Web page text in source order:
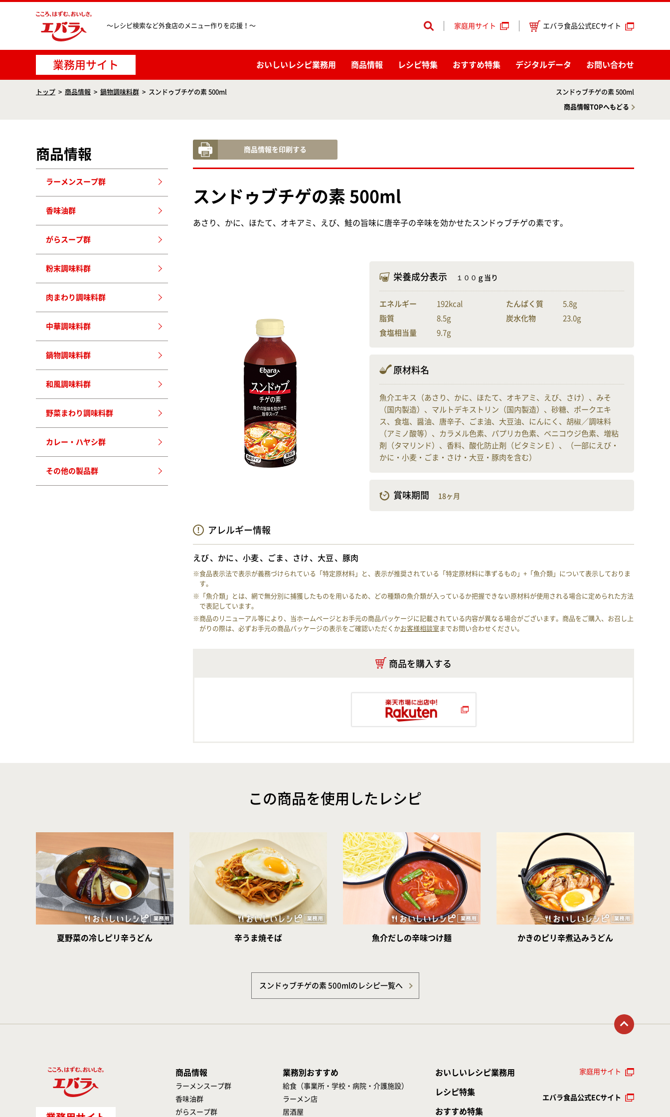
〜レシピ検索など外食店のメニュー作りを応援！〜
業務用サイト おいしいレシピ業務用 商品情報 レシピ特集 おすすめ特集 デジタルデータ お問い合わせ
家庭用サイト エバラ食品公式ECサイト
トップ 商品情報 鍋物調味料群 スンドゥブチゲの素 500ml スンドゥブチゲの素 500ml
商品情報TOPへもどる
商品情報 商品情報を印刷する
スンドゥブチゲの素 500ml
あさり、かに、ほたて、オキアミ、えび、鮭の旨味に唐辛子の辛味を効かせたスンドゥブチゲの素です。
栄養成分表示 １００ｇ当り
エネルギー 192kcal たんぱく質
5.8g
脂質
8.5g 炭水化物
23.0g
食塩相当量
9.7g
原材料名
魚介エキス（あさり、かに、ほたて、オキアミ、えび、さけ）、みそ
（国内製造）、マルトデキストリン（国内製造）、砂糖、ポークエキ
ス、食塩、醤油、唐辛子、ごま油、大豆油、にんにく、胡椒／調味料
（アミノ酸等）、カラメル色素、パプリカ色素、ベニコウジ色素、増粘
剤（タマリンド）、香料、酸化防止剤（ビタミンＥ）、（一部にえび・
かに・小麦・ごま・さけ・大豆・豚肉を含む）
賞味期間 18ヶ月
アレルギー情報
えび かに 小麦 ごま さけ 大豆 豚肉
※食品表示法で表示が義務づけられている「特定原材料」と、表示が推奨されている「特定原材料に準ずるもの」+「魚介類」について表示しておりま
す。
※「魚介類」とは、網で無分別に捕獲したものを用いるため、どの種類の魚介類が入っているか把握できない原材料が使用される場合に定められた方法
で表記しています。
※商品のリニューアル等により、当ホームページとお手元の商品パッケージに記載されている内容が異なる場合がございます。商品をご購入、お召し上
がりの際は、必ずお手元の商品パッケージの表示をご確認いただくかお客様相談室 までお問い合わせください。
商品を購入する
この商品を使用したレシピ
夏野菜の冷しピリ辛うどん 辛うま焼そば 魚介だしの辛味つけ麺 かきのピリ辛煮込みうどん
スンドゥブチゲの素 500mlのレシピ一覧へ
ラーメンスープ群
香味油群
がらスープ群
粉末調味料群
肉まわり調味料群
中華調味料群
鍋物調味料群
和風調味料群
野菜まわり調味料群
カレー・ハヤシ群
その他の製品群
トップに戻る
商品情報
ラーメンスープ群
香味油群
がらスープ群
業務別おすすめ
給食（事業所・学校・病院・介護施設）
ラーメン店
居酒屋
おいしいレシピ業務用
レシピ特集
おすすめ特集
家庭用サイト
エバラ食品公式ECサイト